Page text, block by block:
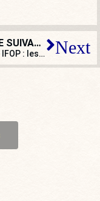
ARTICLE SUIVANT
Sondage IFOP : les Français musulmans, un peuple dans le peuple Next